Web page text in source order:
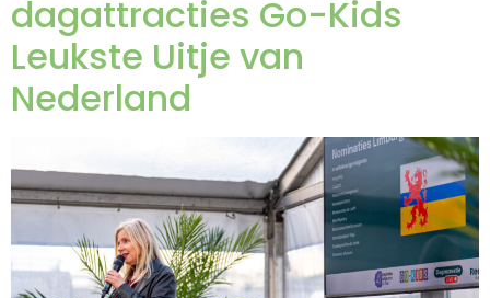
dagattracties Go-Kids
Leukste Uitje van
Nederland